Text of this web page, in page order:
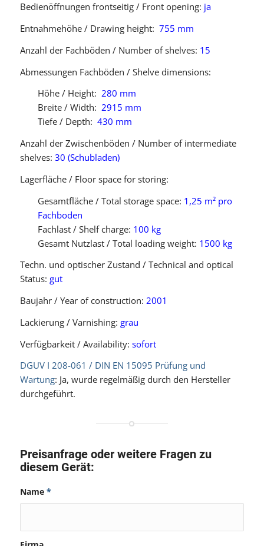
Bedienöffnungen frontseitig / Front opening: ja
Entnahmehöhe / Drawing height: 755 mm
Anzahl der Fachböden / Number of shelves: 15
Abmessungen Fachböden / Shelve dimensions:
Höhe / Height: 280 mm
Breite / Width: 2915 mm
Tiefe / Depth: 430 mm
Anzahl der Zwischenböden / Number of intermediate
shelves: 30 (Schubladen)
Lagerfläche / Floor space for storing:
Gesamtfläche / Total storage space: 1,25 m² pro
Fachboden
Fachlast / Shelf charge: 100 kg
Gesamt Nutzlast / Total loading weight: 1500 kg
Techn. und optischer Zustand / Technical and optical
Status: gut
Baujahr / Year of construction: 2001
Lackierung / Varnishing: grau
Verfügbarkeit / Availability: sofort
DGUV I 208-061 / DIN EN 15095 Prüfung und
Wartung: Ja, wurde regelmäßig durch den Hersteller
durchgeführt.
Preisanfrage oder weitere Fragen zu
diesem Gerät:
Name *